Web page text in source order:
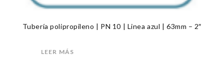
Tubería polipropileno | PN 10 | Linea azul | 63mm – 2″
LEER MÁS